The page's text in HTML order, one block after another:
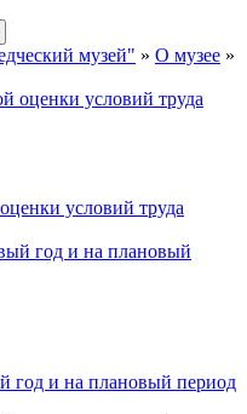
музей" » О музее »
условий труда
год и на плановый период